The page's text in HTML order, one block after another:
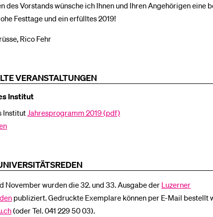
des Vorstands wünsche ich Ihnen und Ihren Angehörigen eine
Festtage und ein erfülltes 2019!
Rico Fehr
VERANSTALTUNGEN
Institut
InstitutJahresprogramm 2019 (pdf)
November wurden die 32. und 33. Ausgabe der Luzerner
publiziert. Gedruckte Exemplare können per E-Mail bestellt
(oder Tel. 041 229 50 03).